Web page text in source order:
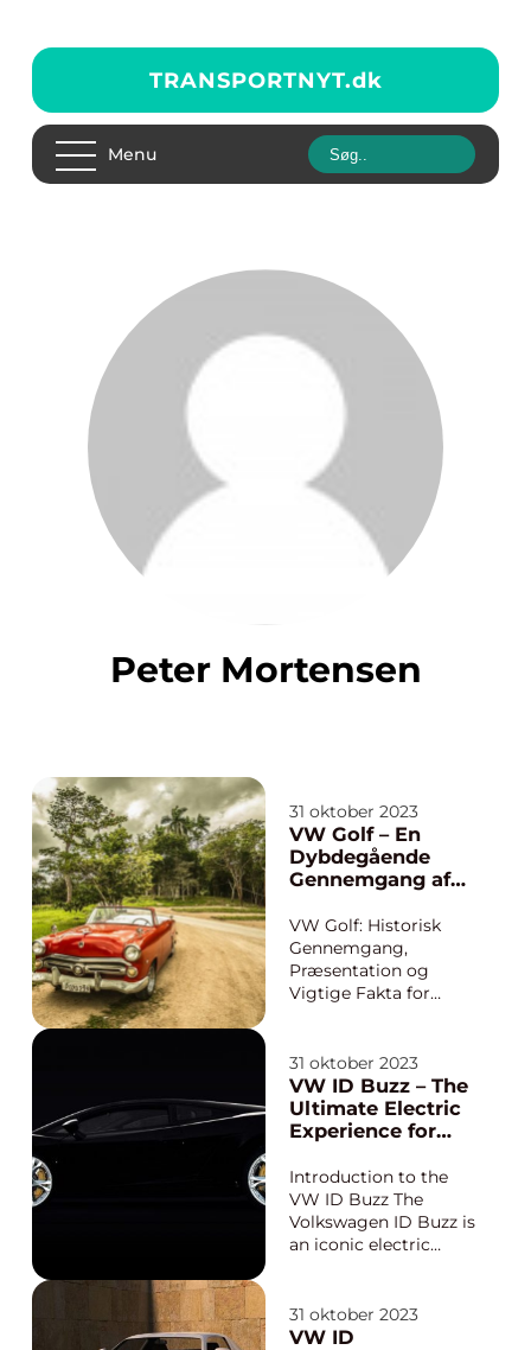
TRANSPORTNYT.dk
Menu
Peter Mortensen
31 oktober 2023
VW Golf – En
Dybdegående
Gennemgang af
Bilmodel
VW Golf: Historisk
Gennemgang,
Præsentation og
Vigtige Fakta for
Golf og dets
popularitet VW Golf
er uden tvivl en af de
mest ikoniske og
på markedet i dag.
Det er en kompakt
familiebil, der er ...
31 oktober 2023
VW ID Buzz – The
Ultimate Electric
Experience for
Introduction to the
VW ID Buzz The
Volkswagen ID Buzz is
an iconic electric
attention of car
enthusiasts
31 oktober 2023
VW ID